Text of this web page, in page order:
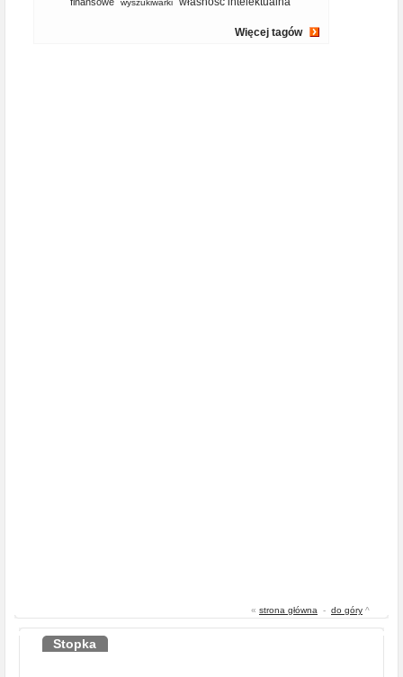
wyszukiwarki
Więcej tagów
« strona główna - do góry ^
Stopka